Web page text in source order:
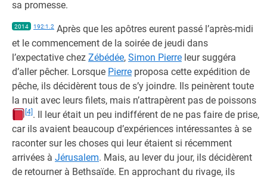
sa promesse.
2014 192:1.2 Après que les apôtres eurent passé l’après-midi
et le commencement de la soirée de jeudi dans
l’expectative chez Zébédée, Simon Pierre leur suggéra
d’aller pêcher. Lorsque Pierre proposa cette expédition de
pêche, ils décidèrent tous de s’y joindre. Ils peinèrent toute
la nuit avec leurs filets, mais n’attrapèrent pas de poissons
[4] . Il leur était un peu indifférent de ne pas faire de prise,
car ils avaient beaucoup d’expériences intéressantes à se
raconter sur les choses qui leur étaient si récemment
arrivées à Jérusalem. Mais, au lever du jour, ils décidèrent
de retourner à Bethsaïde. En approchant du rivage, ils